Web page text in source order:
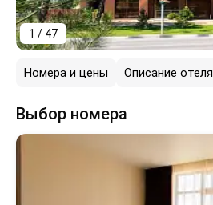
1 / 47
Номера и цены Описание отеля
Выбор номера